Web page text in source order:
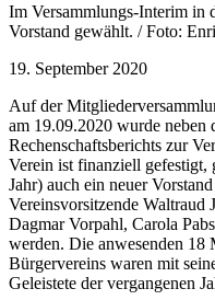
Im Versammlungs-Interim in
Vorstand gewählt. / Foto:
19. September 2020
Auf der
am 19.09.2020 wurde neben
Rechenschaftsberichts zur
Verein ist finanziell gefestigt,
Jahr) auch ein neuer
Vereinsvorsitzende Waltraud
Dagmar Vorpahl, Carola
werden. Die anwesenden 18
Bürgervereins waren mit
Geleistete der vergangenen